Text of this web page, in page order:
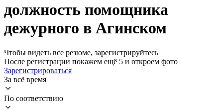
должность помощника
дежурного в Агинском
Чтобы видеть все резюме, зарегистрируйтесь
После регистрации покажем ещё 5 и откроем фото
Зарегистрироваться
За всё время
По соответствию